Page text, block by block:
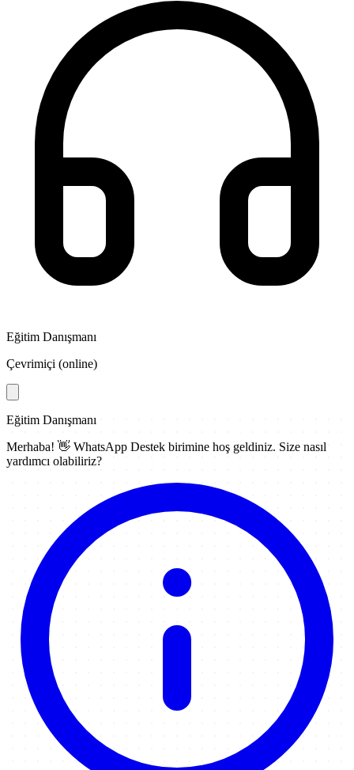
Eğitim Danışmanı
Çevrimiçi (online)
Eğitim Danışmanı
Merhaba! 👋 WhatsApp Destek birimine hoş geldiniz. Size nasıl
yardımcı olabiliriz?